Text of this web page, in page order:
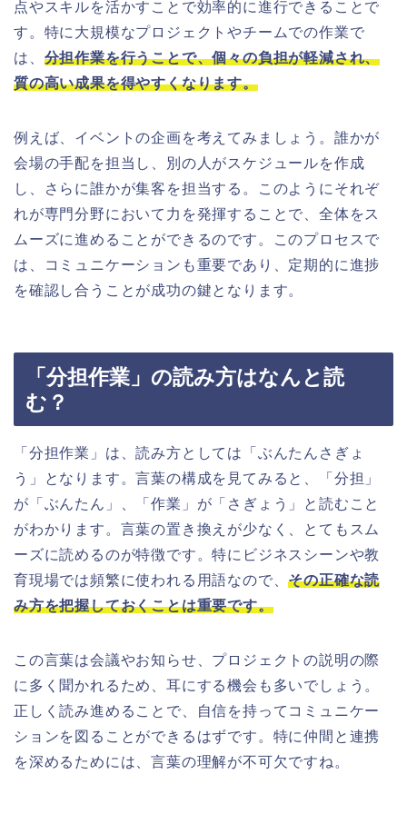
点やスキルを活かすことで効率的に進行できることで
す。特に大規模なプロジェクトやチームでの作業で
は、 分担作業を行うことで、個々の負担が軽減され、
質の高い成果を得やすくなります。
例えば、イベントの企画を考えてみましょう。誰かが
会場の手配を担当し、別の人がスケジュールを作成
し、さらに誰かが集客を担当する。このようにそれぞ
れが専門分野において力を発揮することで、全体をス
ムーズに進めることができるのです。このプロセスで
は、コミュニケーションも重要であり、定期的に進捗
を確認し合うことが成功の鍵となります。
「分担作業」の読み方はなんと読
む？
「分担作業」は、読み方としては「ぶんたんさぎょ
う」となります。言葉の構成を見てみると、「分担」
が「ぶんたん」、「作業」が「さぎょう」と読むこと
がわかります。言葉の置き換えが少なく、とてもスム
ーズに読めるのが特徴です。特にビジネスシーンや教
育現場では頻繁に使われる用語なので、その正確な読
み方を把握しておくことは重要です。
この言葉は会議やお知らせ、プロジェクトの説明の際
に多く聞かれるため、耳にする機会も多いでしょう。
正しく読み進めることで、自信を持ってコミュニケー
ションを図ることができるはずです。特に仲間と連携
を深めるためには、言葉の理解が不可欠ですね。